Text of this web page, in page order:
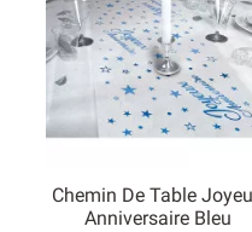
Chemin De Table
Anniversaire Bleu